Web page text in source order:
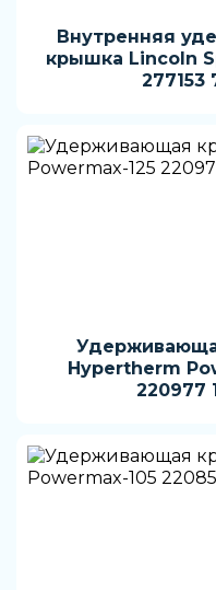
Внутренняя
крышка Lincoln
277153
Hypertherm
220977